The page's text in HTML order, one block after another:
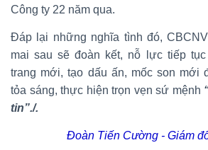
Công ty 22 năm qua.
Đáp lại những nghĩa tình đó,
mai sau sẽ đoàn kết, nỗ lực tiếp
trang mới, tạo dấu ấn, mốc son mới
tỏa sáng, thực hiện trọn vẹn sứ mệnh
tin”./.
Đoàn Tiến Cường - Giám